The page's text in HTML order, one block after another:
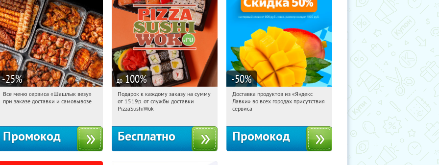
-25%
21:29:07 Получили:149
Все меню сервиса «Шашлык везу»
при заказе доставки и самовывозе
Промокод
до 100%
21:29:07 Получили:196
г. Москва
Подарок к каждому заказу на сумму
от 1519р. от службы доставки
PizzaSushiWok
Бесплатно
-50%
21:29:07 Получили:
Россия
Доставка продуктов из «Яндекс
Лавки» во всех городах присутствия
сервиса
Промокод